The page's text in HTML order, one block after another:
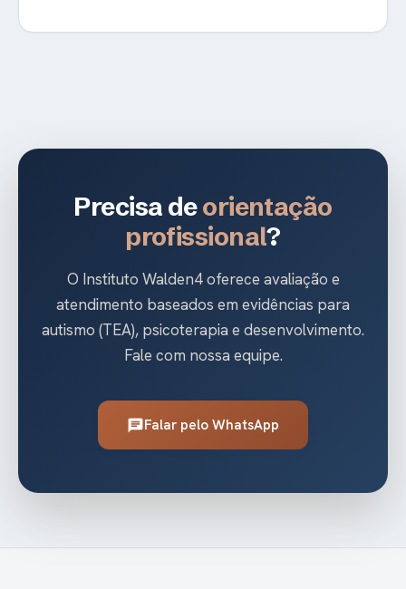
Precisa deorientação
profissional?
O Instituto Walden4 oferece avaliação e
atendimento baseados em evidências para
autismo (TEA), psicoterapia e desenvolvimento.
Fale com nossa equipe.
chatFalar pelo WhatsApp